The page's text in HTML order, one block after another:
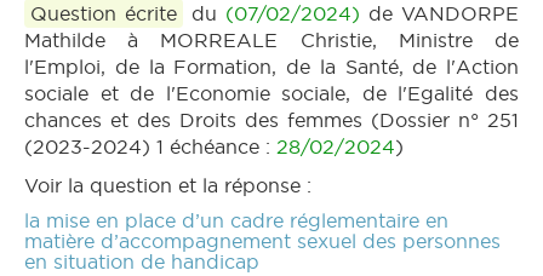
Question écrite du (07/02/2024) de VANDORPE
Mathilde à MORREALE Christie, Ministre de
l'Emploi, de la Formation, de la Santé, de l'Action
sociale et de l'Economie sociale, de l'Egalité des
chances et des Droits des femmes (Dossier n° 251
(2023-2024) 1 échéance : 28/02/2024)
Voir la question et la réponse :
la mise en place d’un cadre réglementaire en
matière d’accompagnement sexuel des personnes
en situation de handicap